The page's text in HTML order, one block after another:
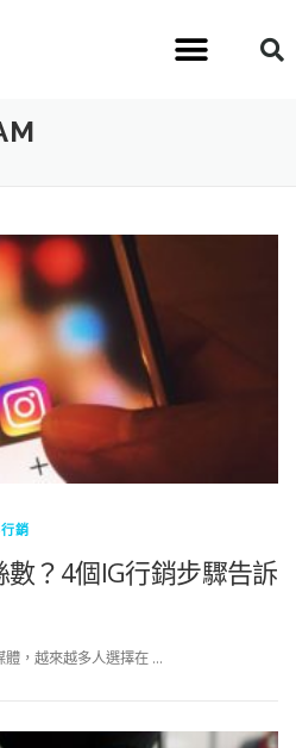
銷
？4個IG行銷步驟告訴
，越來越多人選擇在 …